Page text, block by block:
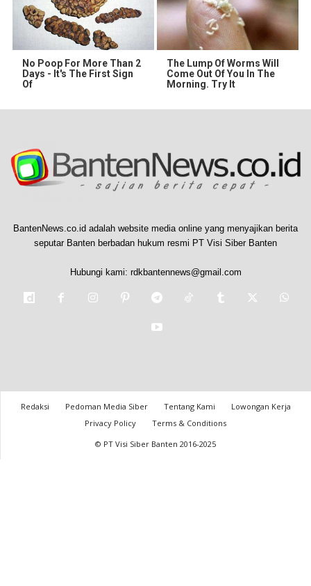
No Poop For More Than 2
Days - It's The First Sign
Of
The Lump Of Worms Will
Come Out Of You In The
Morning. Try It
BantenNews.co.id adalah website media online yang menyajikan berita
seputar Banten berbadan hukum resmi PT Visi Siber Banten
Hubungi kami: rdkbantennews@gmail.com
Redaksi Pedoman Media Siber Tentang Kami
Lowongan Kerja
Privacy Policy
Terms & Conditions
© PT Visi Siber Banten 2016-2025